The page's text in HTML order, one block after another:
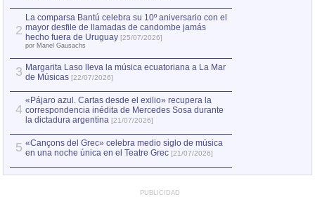
2
La comparsa Bantú celebra su 10º aniversario con el
mayor desfile de llamadas de candombe jamás
hecho fuera de Uruguay [25/07/2026]
por Manel Gausachs
3 Margarita Laso lleva la música ecuatoriana a La Mar
de Músicas [22/07/2026]
4
«Pájaro azul. Cartas desde el exilio» recupera la
correspondencia inédita de Mercedes Sosa durante
la dictadura argentina [21/07/2026]
5 «Cançons del Grec» celebra medio siglo de música
en una noche única en el Teatre Grec [21/07/2026]
PUBLICIDAD